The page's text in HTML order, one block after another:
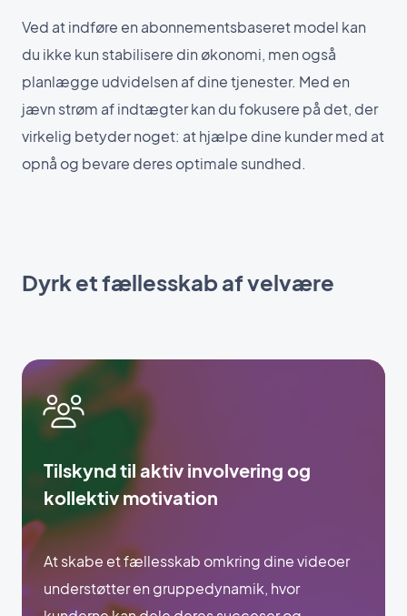
Ved at indføre en abonnementsbaseret model kan
du ikke kun stabilisere din økonomi, men også
planlægge udvidelsen af dine tjenester. Med en
jævn strøm af indtægter kan du fokusere på det, der
virkelig betyder noget: at hjælpe dine kunder med at
opnå og bevare deres optimale sundhed.
Dyrk et fællesskab af velvære
Tilskynd til aktiv involvering og
kollektiv motivation
At skabe et fællesskab omkring dine videoer
understøtter en gruppedynamik, hvor